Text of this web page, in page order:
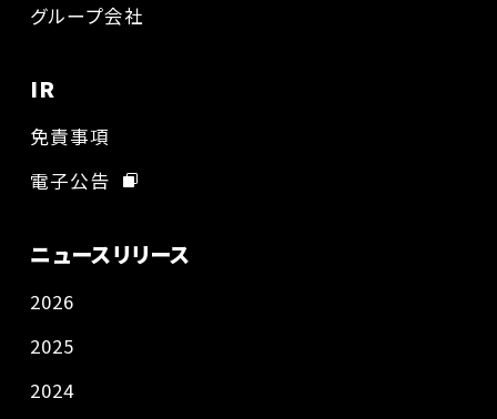
グループ会社
IR
免責事項
電子公告
ニュースリリース
2026
2025
2024